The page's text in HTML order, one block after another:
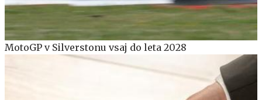
MotoGP v Silverstonu vsaj do leta 2028